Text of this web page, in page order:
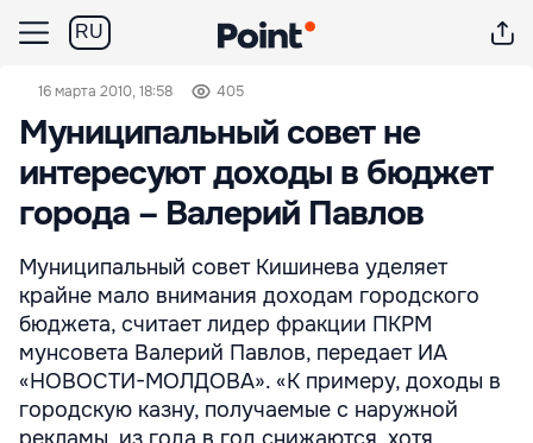
RU
16 марта 2010, 18:58 405
Муниципальный совет не
интересуют доходы в бюджет
города – Валерий Павлов
Муниципальный совет Кишинева уделяет
крайне мало внимания доходам городского
бюджета, считает лидер фракции ПКРМ
мунсовета Валерий Павлов, передает ИА
«НОВОСТИ-МОЛДОВА». «К примеру, доходы в
городскую казну, получаемые с наружной